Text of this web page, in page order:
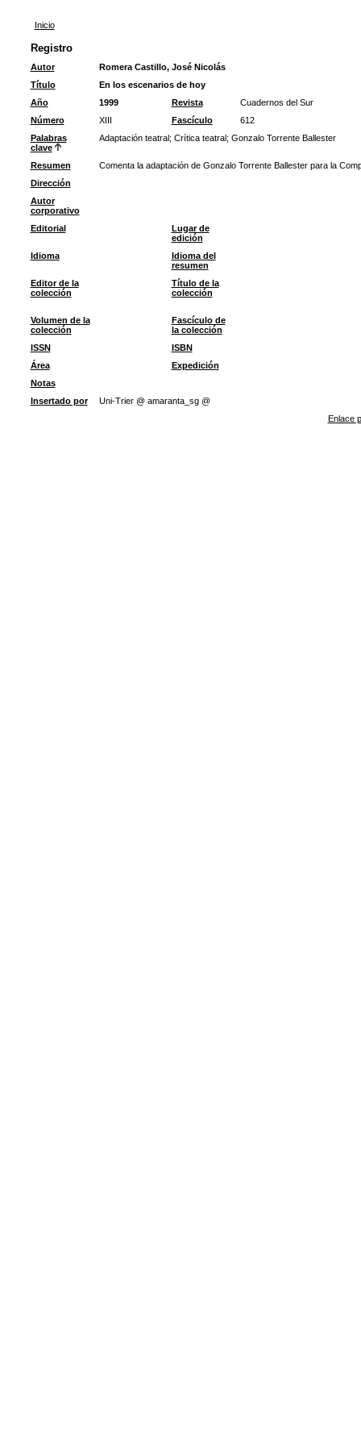
Inicio
Registro
Autor
Romera Castillo, José Nicolás
Título
En los escenarios de hoy
Año
1999 Revista
Cuadernos del Sur
Número
XIII Fascículo
612
Palabras
clave
Adaptación teatral; Crítica teatral; Gonzalo Torrente Ballester
Resumen
Comenta la adaptación de Gonzalo Torrente Ballester para la
Dirección
Autor
corporativo
Editorial
Lugar de
edición
Idioma
Idioma del
resumen
Editor de la
colección
Título de la
colección
Volumen de la
colección
Fascículo de
la colección
ISSN
ISBN
Área
Expedición
Notas
Insertado por
Uni-Trier @ amaranta_sg @
Enlace